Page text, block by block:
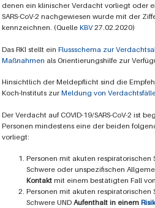
denen ein klinischer Verdacht vorliegt oder
SARS-CoV-2 nachgewiesen wurde mit der
kennzeichnen. (Quelle KBV27.02.2020)
Das RKI stellt ein Flussschema zur
Maßnahmen als Orientierungshilfe zur
Hinsichtlich der Meldepflicht sind die
Koch-Instituts zur Meldung von
Der Verdacht auf COVID-19/SARS-CoV-2 ist
Personen mindestens eine der beiden
vorliegt:
Personen mit akuten respiratorischen
Schwere oder unspezifischen
Kontakt mit einem bestätigten Fall von
Personen mit akuten respiratorischen
Schwere UND Aufenthalt in einem